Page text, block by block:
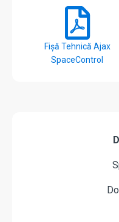
Fișă Tehnică Ajax
SpaceControl